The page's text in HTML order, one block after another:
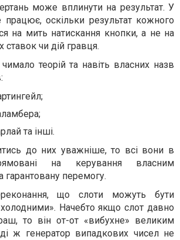
може вплинути на результат. У
працює, оскільки результат кожного
на мить натискання кнопки, а не на
ставок чи дій гравця.
чимало теорій та навіть власних назв
та інші.
до них уважніше, то всі вони в
на керування власним
перемогу.
що слоти можуть бути
Начебто якщо слот давно
то він от-от «вибухне» великим
ж генератор випадкових чисел не